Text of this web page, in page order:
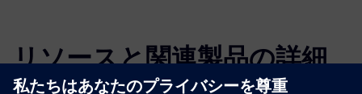
リソースと関連製品の詳細